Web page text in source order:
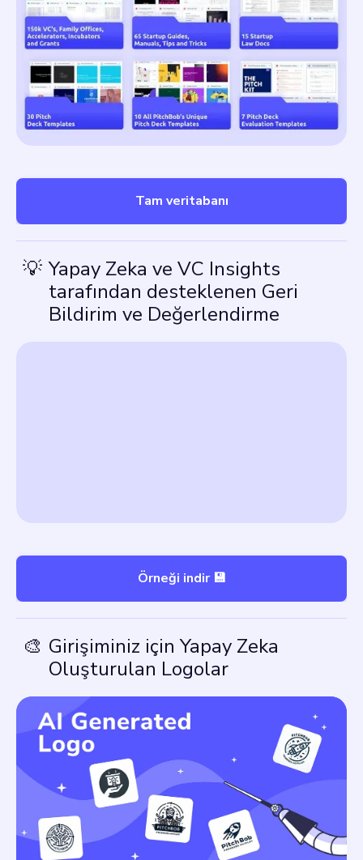
Tam veritabanı
💡 Yapay Zeka ve VC Insights
tarafından desteklenen Geri
Bildirim ve Değerlendirme
Örneği indir 💾
🎨 Girişiminiz için Yapay Zeka
Oluşturulan Logolar